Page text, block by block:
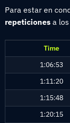
Para estar en
repeticiones a
Time
1:06:53
1:11:20
1:15:48
1:20:15